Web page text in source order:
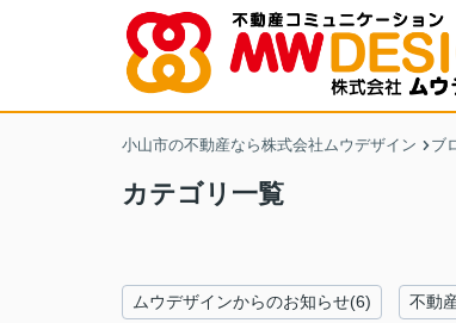
小山市の不動産なら株式会社ムウデザイン ブ
カテゴリ一覧
ムウデザインからのお知らせ(6) 不動